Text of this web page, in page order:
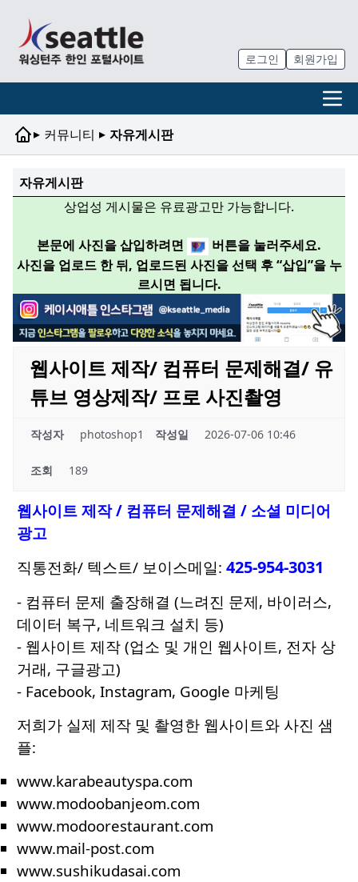
로그인 회원가입
▸ 커뮤니티 ▸ 자유게시판
자유게시판
상업성 게시물은 유료광고만 가능합니다.
본문에 사진을 삽입하려면
버튼을 눌러주세요.
사진을 업로드 한 뒤, 업로드된 사진을 선택 후 “삽입”을 누
르시면 됩니다.
웹사이트 제작/ 컴퓨터 문제해결/ 유
튜브 영상제작/ 프로 사진촬영
작성자 photoshop1 작성일 2026-07-06 10:46
조회 189
웹사이트 제작 / 컴퓨터 문제해결 / 소셜 미디어
광고
직통전화/ 텍스트/ 보이스메일: 425-954-3031
- 컴퓨터 문제 출장해결 (느려진 문제, 바이러스,
데이터 복구, 네트워크 설치 등)
- 웹사이트 제작 (업소 및 개인 웹사이트, 전자 상
거래, 구글광고)
- Facebook, Instagram, Google 마케팅
저희가 실제 제작 및 촬영한 웹사이트와 사진 샘
플:
www.karabeautyspa.com
www.modoobanjeom.com
www.modoorestaurant.com
www.mail-post.com
www.sushikudasai.com